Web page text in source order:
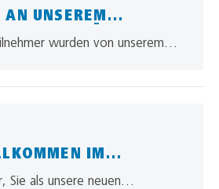
UNSEREM
IN GÜNZBURG
wurden von unserem
der…
IM
Sie als unsere neuen